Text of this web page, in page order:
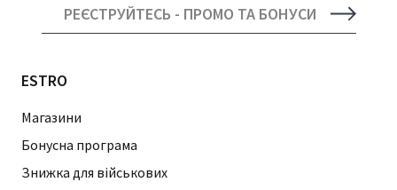
РЕЄСТРУЙТЕСЬ - ПРОМО ТА БОНУСИ
ESTRO
Магазини
Бонусна програма
Знижка для військових